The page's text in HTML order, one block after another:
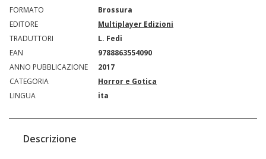
FORMATO
Brossura
EDITORE
Multiplayer Edizioni
TRADUTTORI
L. Fedi
EAN
9788863554090
ANNO PUBBLICAZIONE
2017
CATEGORIA
Horror e Gotica
LINGUA
ita
Descrizione